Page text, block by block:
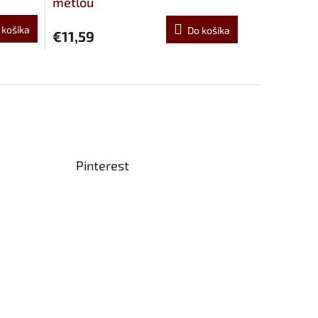
košíka €11,59 Do košíka
Pinterest